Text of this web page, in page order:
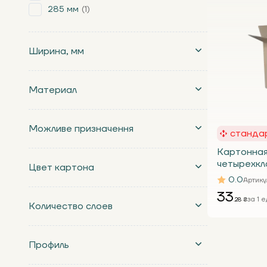
285 мм
1
Ширина, мм
Материал
Можливе призначення
Цвет картона
Количество слоев
Профиль
0.0
33.28 ₴за 1